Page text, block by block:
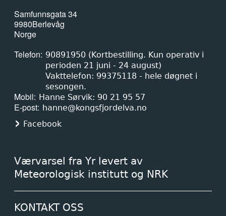
Samfunnsgata 34
9980Berlevåg
Norge
Telefon
90891950 (Kortbestilling. Kun operativ i
perioden 21 juni - 24 august)
Vakttelefon: 99375118 - hele døgnet i
sesongen.
Mobil Hanne Sørvik: 90 21 95 57
E-post hanne@kongsfjordelva.no
Facebook
Værvarsel fra Yr levert av
Meteorologisk institutt og NRK
KONTAKT OSS